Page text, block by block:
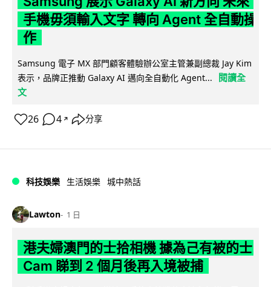
手機毋須輸入文字 轉向 Agent 全自動操
作
Samsung 電子 MX 部門顧客體驗辦公室主管兼副總裁 Jay Kim
表示，品牌正推動 Galaxy AI 邁向全自動化 Agent...
閱讀全
文
26 4 ↗ 分享
科技娛樂 生活娛樂 城中熱話
Lawton 1 日
港夫婦澳門的士拾相機 據為己有被的士
Cam 睇到 2 個月後再入境被捕